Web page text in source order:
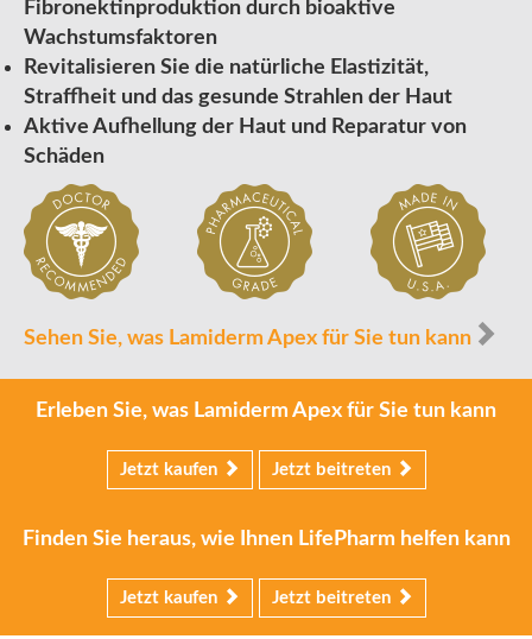
Fibronektinproduktion durch bioaktive
Wachstumsfaktoren
Revitalisieren Sie die natürliche Elastizität,
Straffheit und das gesunde Strahlen der Haut
Aktive Aufhellung der Haut und Reparatur von
Schäden
Sehen Sie, was Lamiderm Apex für Sie tun kann
Erleben Sie, was Lamiderm Apex für Sie tun kann
Jetzt kaufen Jetzt beitreten
Finden Sie heraus, wie Ihnen LifePharm helfen kann
Jetzt kaufen Jetzt beitreten